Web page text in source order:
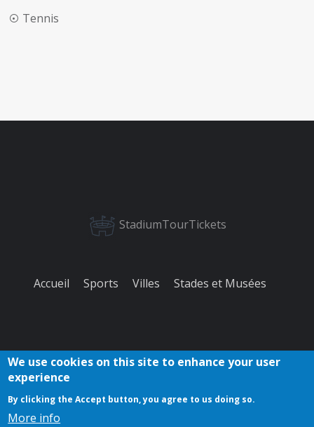
Tennis
StadiumTourTickets
Accueil Sports Villes Stades et Musées
À propos
de nous
confidentialité
d'information
We use cookies on this site to enhance your user
experience
By clicking the Accept button, you agree to us doing so.
More info